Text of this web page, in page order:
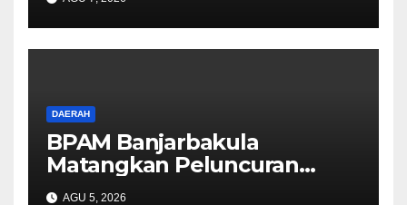
DAERAH
BPAM Banjarbakula
Matangkan Peluncuran
AMDK Bakula Water
AGU 5, 2026